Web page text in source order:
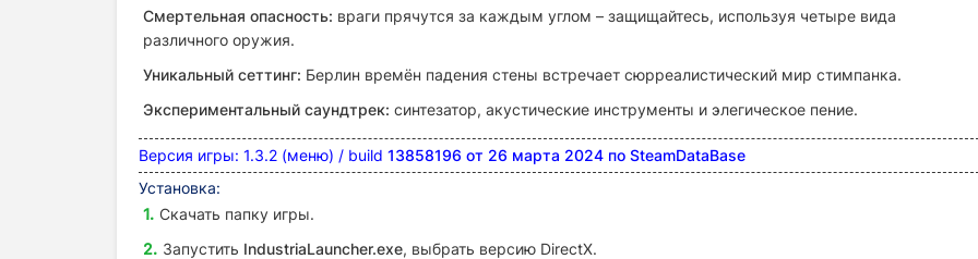
Смертельная опасность: враги прячутся за каждым углом – защищайтесь, используя четыре вида
различного оружия.
Уникальный сеттинг: Берлин времён падения стены встречает сюрреалистический мир стимпанка.
Экспериментальный саундтрек: синтезатор, акустические инструменты и элегическое пение.
Версия игры: 1.3.2 (меню) / build 13858196 от 26 марта 2024 по SteamDataBase
Установка:
Скачать папку игры.
Запустить IndustriaLauncher.exe, выбрать версию DirectX.